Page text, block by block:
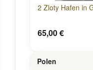
2 Zloty Hafen in
65,00 €
Polen